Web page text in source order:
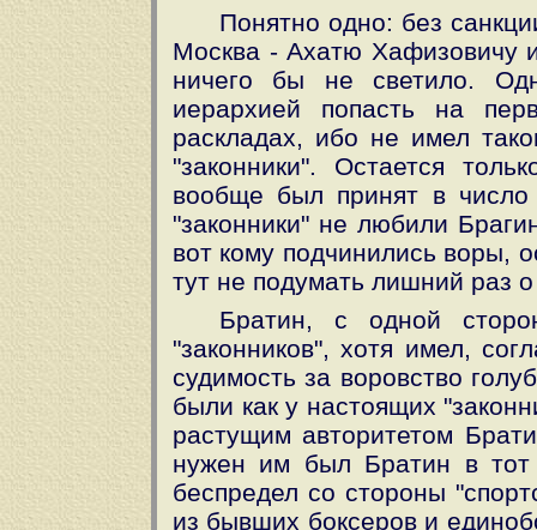
Понятно одно: без
Москва - Ахатю Хафизовичу
ничего бы не светило.
иерархией попасть на
раскладах, ибо не имел
"законники". Остается
вообще был принят в число
"законники" не любили
вот кому подчинились воры,
тут не подумать лишний раз
Братин, с одной
"законников", хотя имел,
судимость за воровство
были как у настоящих
растущим авторитетом
нужен им был Братин в
беспредел со стороны
из бывших боксеров и